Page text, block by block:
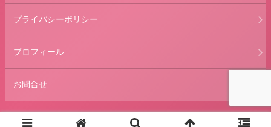
プライバシーポリシー
プロフィール
お問合せ